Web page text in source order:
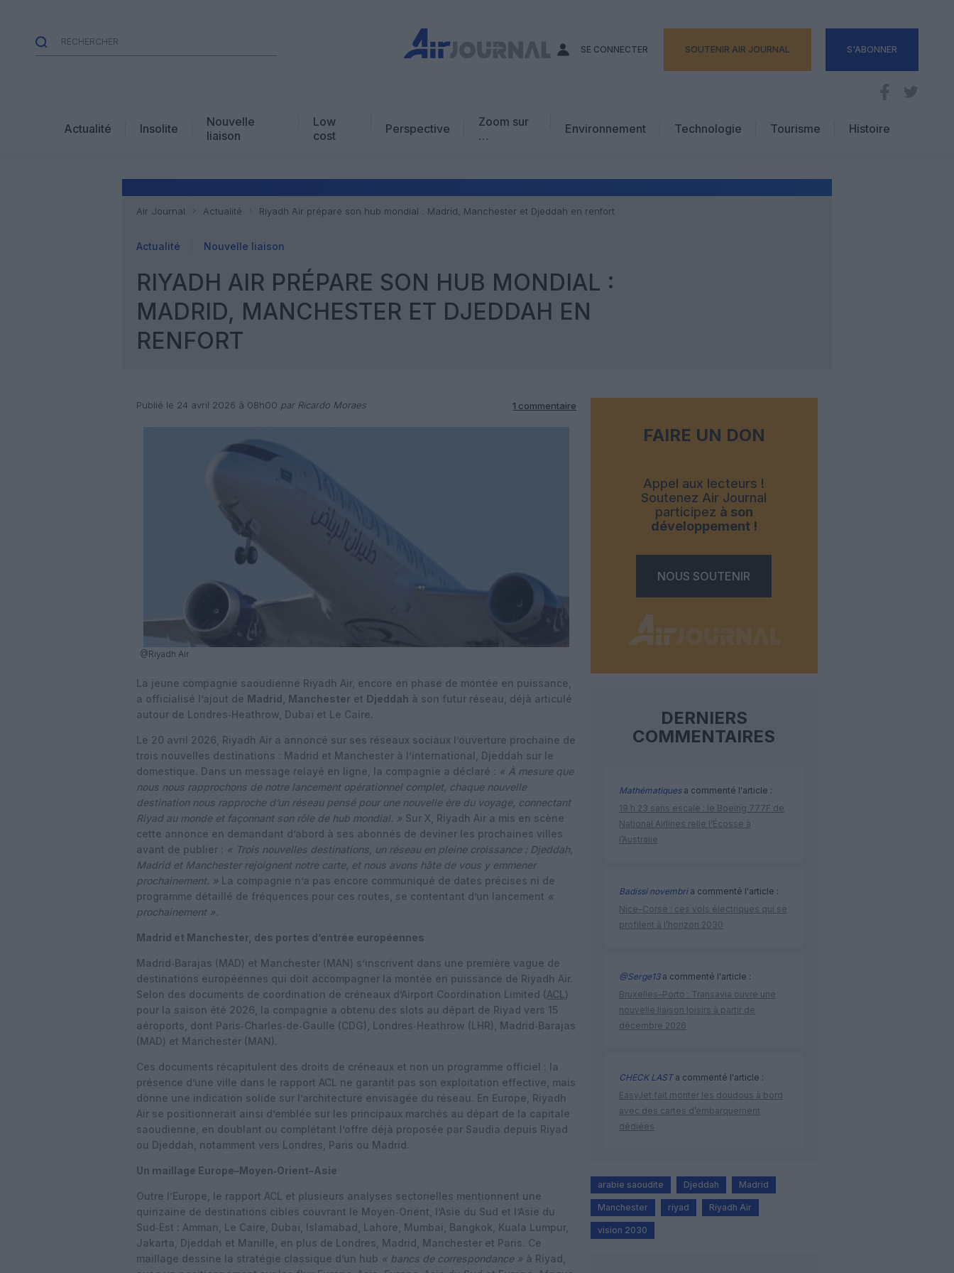
SE CONNECTER SOUTENIR AIR JOURNAL S'ABONNER
Actualité Insolite
Nouvelle
liaison
Low
cost
Perspective
Zoom sur
…
Avis d’expert
Environnement Technologie
Tourisme
Hôtellerie
Histoire
Air Journal Actualité Riyadh Air prépare son hub mondial : Madrid, Manchester et Djeddah en renfort
Actualité Nouvelle liaison
RIYADH AIR PRÉPARE SON HUB MONDIAL :
MADRID, MANCHESTER ET DJEDDAH EN
RENFORT
Publié le 24 avril 2026 à 08h00 par Ricardo Moraes 1 commentaire
@Riyadh Air
La jeune compagnie saoudienne Riyadh Air, encore en phase de montée en puissance,
a officialisé l’ajout de Madrid, Manchester et Djeddah à son futur réseau, déjà articulé
autour de Londres‑Heathrow, Dubaï et Le Caire.
Le 20 avril 2026, Riyadh Air a annoncé sur ses réseaux sociaux l’ouverture prochaine de
trois nouvelles destinations : Madrid et Manchester à l’international, Djeddah sur le
domestique. Dans un message relayé en ligne, la compagnie a déclaré : « À mesure que
nous nous rapprochons de notre lancement opérationnel complet, chaque nouvelle
destination nous rapproche d’un réseau pensé pour une nouvelle ère du voyage, connectant
Riyad au monde et façonnant son rôle de hub mondial. » Sur X, Riyadh Air a mis en scène
cette annonce en demandant d’abord à ses abonnés de deviner les prochaines villes
avant de publier : « Trois nouvelles destinations, un réseau en pleine croissance : Djeddah,
Madrid et Manchester rejoignent notre carte, et nous avons hâte de vous y emmener
prochainement. » La compagnie n’a pas encore communiqué de dates précises ni de
programme détaillé de fréquences pour ces routes, se contentant d’un lancement «
prochainement ».
Madrid et Manchester, des portes d’entrée européennes
Madrid‑Barajas (MAD) et Manchester (MAN) s’inscrivent dans une première vague de
destinations européennes qui doit accompagner la montée en puissance de Riyadh Air.
Selon des documents de coordination de créneaux d’Airport Coordination Limited (ACL )
pour la saison été 2026, la compagnie a obtenu des slots au départ de Riyad vers 15
aéroports, dont Paris‑Charles‑de‑Gaulle (CDG), Londres‑Heathrow (LHR), Madrid‑Barajas
(MAD) et Manchester (MAN).
Ces documents récapitulent des droits de créneaux et non un programme officiel : la
présence d’une ville dans le rapport ACL ne garantit pas son exploitation effective, mais
donne une indication solide sur l’architecture envisagée du réseau. En Europe, Riyadh
Air se positionnerait ainsi d’emblée sur les principaux marchés au départ de la capitale
saoudienne, en doublant ou complétant l’offre déjà proposée par Saudia depuis Riyad
ou Djeddah, notamment vers Londres, Paris ou Madrid.
Un maillage Europe–Moyen‑Orient–Asie
Outre l’Europe, le rapport ACL et plusieurs analyses sectorielles mentionnent une
quinzaine de destinations cibles couvrant le Moyen‑Orient, l’Asie du Sud et l’Asie du
Sud‑Est : Amman, Le Caire, Dubaï, Islamabad, Lahore, Mumbai, Bangkok, Kuala Lumpur,
Jakarta, Djeddah et Manille, en plus de Londres, Madrid, Manchester et Paris. Ce
maillage dessine la stratégie classique d’un hub « bancs de correspondance » à Riyad,
FAIRE UN DON
Appel aux lecteurs !
Soutenez Air Journal
participez à son
développement !
NOUS SOUTENIR
DERNIERS
COMMENTAIRES
Mathématiquesa commenté l'article :
19 h 23 sans escale : le Boeing 777F de
National Airlines relie l’Écosse à
l’Australie
Badissi novembria commenté l'article :
Nice–Corse : ces vols électriques qui se
profilent à l’horizon 2030
@Serge13a commenté l'article :
Bruxelles–Porto : Transavia ouvre une
nouvelle liaison loisirs à partir de
décembre 2026
CHECK LASTa commenté l'article :
EasyJet fait monter les doudous à bord
avec des cartes d’embarquement
dédiées
arabie saoudite Djeddah Madrid
Manchester riyad Riyadh Air
vision 2030